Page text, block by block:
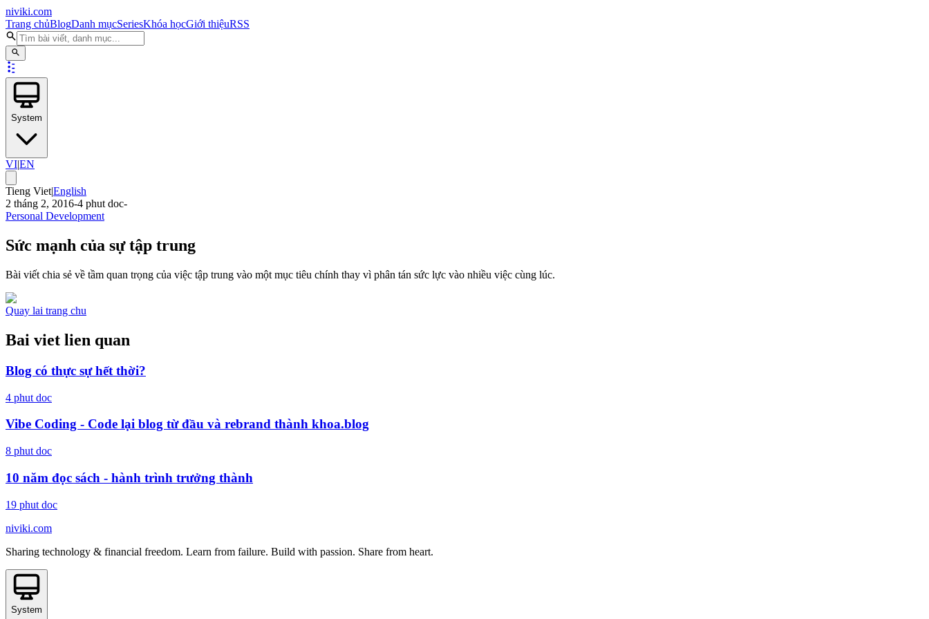
niviki.com
Trang chủBlogDanh mụcSeriesKhóa họcGiới thiệuRSS
System
VI|EN
Tieng Viet|English
2 tháng 2, 2016-4 phut doc-
Personal Development
Sức mạnh của sự tập trung
Bài viết chia sẻ về tầm quan trọng của việc tập trung vào một mục tiêu chính thay vì phân tán sức lực vào nhiều việc cùng lúc.
Quay lai trang chu
Bai viet lien quan
Blog có thực sự hết thời?
4 phut doc
Vibe Coding - Code lại blog từ đầu và rebrand thành khoa.blog
8 phut doc
10 năm đọc sách - hành trình trưởng thành
19 phut doc
niviki.com
Sharing technology & financial freedom. Learn from failure. Build with passion. Share from heart.
System